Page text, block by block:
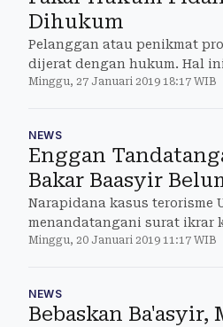
Dihukum
Pelanggan atau penikmat
dijerat dengan hukum. Hal
Trisakti, Abdul Hajar Fickar.
Minggu, 27 Januari 2019 18:17 WIB
NEWS
Enggan
Bakar Baasyir
Narapidana kasus terorisme
menandatangani surat ikrar
mengajukan grasi kepada
Minggu, 20 Januari 2019 11:17 WIB
NEWS
Bebaskan